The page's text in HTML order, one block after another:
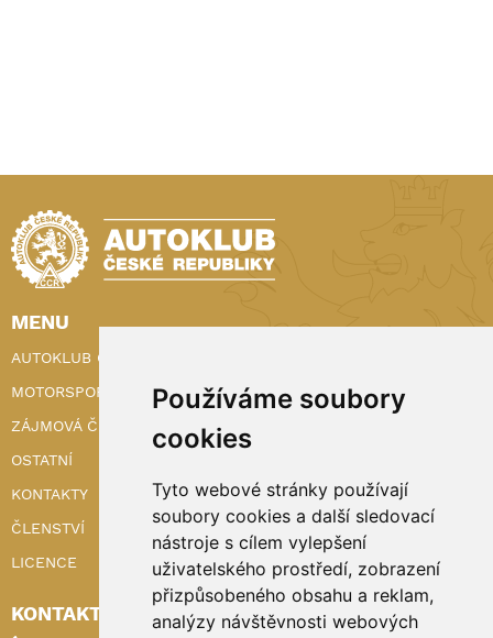
Používáme soubory
cookies
Tyto webové stránky používají
soubory cookies a další sledovací
nástroje s cílem vylepšení
uživatelského prostředí, zobrazení
přizpůsobeného obsahu a reklam,
analýzy návštěvnosti webových
MENU
AUTOKLUB ČR
MOTORSPORT
ZÁJMOVÁ ČINNOST
OSTATNÍ
KONTAKTY
ČLENSTVÍ
LICENCE
KONTAKTY